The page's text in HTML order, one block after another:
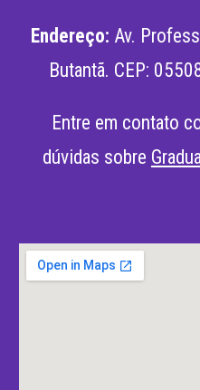
Endereço: Av.
Butantã. CEP:
Entre em contato
dúvidas sobre